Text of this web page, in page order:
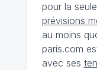
pour la
prévisions
au moins
paris.com
avec ses